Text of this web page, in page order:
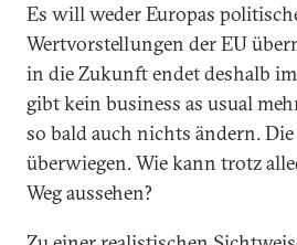
Es will weder Europas
Wertvorstellungen der EU
in die Zukunft endet deshalb
gibt kein business as usual
so bald auch nichts ändern.
überwiegen. Wie kann trotz
Weg aussehen?